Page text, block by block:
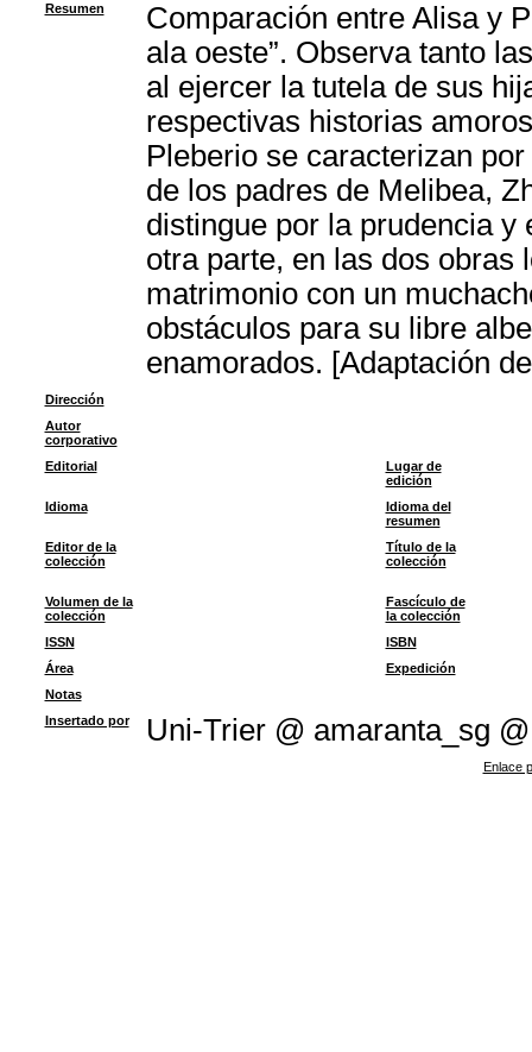
Resumen
Comparación entre Alisa y
ala oeste”. Observa tanto
al ejercer la tutela de sus
respectivas historias
Pleberio se caracterizan
de los padres de Melibea,
distingue por la prudencia y
otra parte, en las dos obras
matrimonio con un
obstáculos para su libre
enamorados. [Adaptación
Dirección
Autor
corporativo
Editorial
Lugar de
edición
Idioma
Idioma del
resumen
Editor de la
colección
Título de la
colección
Volumen de la
colección
Fascículo de
la colección
ISSN
ISBN
Área
Expedición
Notas
Insertado por
Uni-Trier @ amaranta_sg @
Enlace